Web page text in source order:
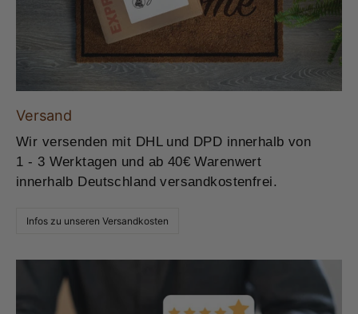
Versand
Wir versenden mit DHL und DPD innerhalb von
1 - 3 Werktagen und ab 40€ Warenwert
innerhalb Deutschland versandkostenfrei.
Infos zu unseren Versandkosten